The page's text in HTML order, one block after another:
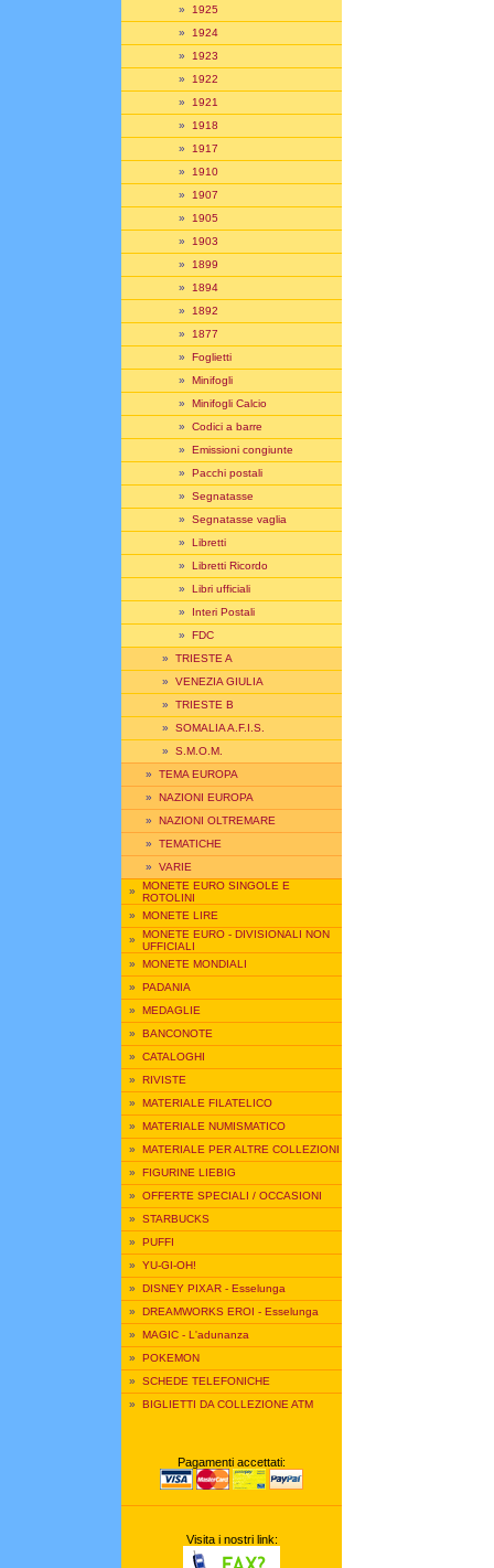
» 1925
» 1924
» 1923
» 1922
» 1921
» 1918
» 1917
» 1910
» 1907
» 1905
» 1903
» 1899
» 1894
» 1892
» 1877
» Foglietti
» Minifogli
» Minifogli Calcio
» Codici a barre
» Emissioni congiunte
» Pacchi postali
» Segnatasse
» Segnatasse vaglia
» Libretti
» Libretti Ricordo
» Libri ufficiali
» Interi Postali
» FDC
» TRIESTE A
» VENEZIA GIULIA
» TRIESTE B
» SOMALIA A.F.I.S.
» S.M.O.M.
» TEMA EUROPA
» NAZIONI EUROPA
» NAZIONI OLTREMARE
» TEMATICHE
» VARIE
» MONETE EURO SINGOLE E
ROTOLINI
» MONETE LIRE
» MONETE EURO - DIVISIONALI NON
UFFICIALI
» MONETE MONDIALI
» PADANIA
» MEDAGLIE
» BANCONOTE
» CATALOGHI
» RIVISTE
» MATERIALE FILATELICO
» MATERIALE NUMISMATICO
» MATERIALE PER ALTRE COLLEZIONI
» FIGURINE LIEBIG
» OFFERTE SPECIALI / OCCASIONI
» STARBUCKS
» PUFFI
» YU-GI-OH!
» DISNEY PIXAR - Esselunga
» DREAMWORKS EROI - Esselunga
» MAGIC - L'adunanza
» POKEMON
» SCHEDE TELEFONICHE
» BIGLIETTI DA COLLEZIONE ATM
Pagamenti accettati:
Visita i nostri link: